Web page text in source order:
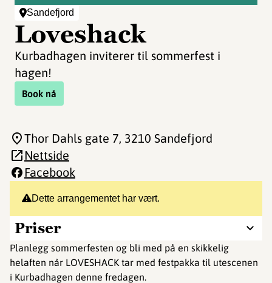
Sandefjord
Loveshack
Kurbadhagen inviterer til sommerfest i
hagen!
Book nå
Dette arrangementet har vært.
Priser
Planlegg sommerfesten og bli med på en skikkelig
helaften når LOVESHACK tar med festpakka til utescenen
i Kurbadhagen denne fredagen.
Thor Dahls gate 7, 3210 Sandefjord
Nettside
Facebook